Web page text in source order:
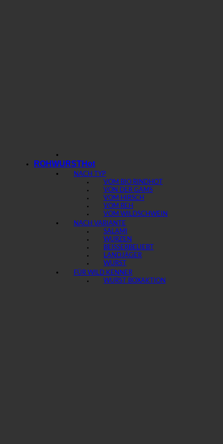
ROHWURST
NACH TYP
VOM BIO RIND
VON DER GAMS
VOM HIRSCH
VOM REH
VOM WILDSCHWEIN
NACH VARIANTE
SALAMI
WURZEN
BEISSER
LANDJÄGER
WURST
FÜR WILD KENNER
WURST BOX